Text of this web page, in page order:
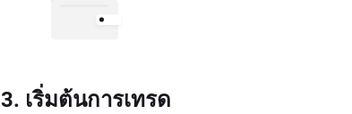
3. เริ่มต้นการเทรด